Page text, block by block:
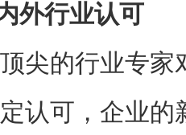
外行业认可
尖的行业专
认可，企业的